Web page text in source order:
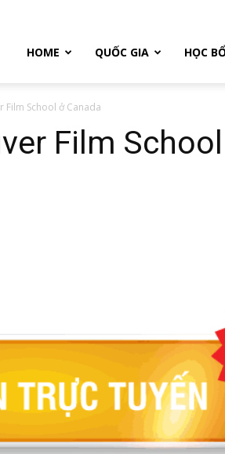
HOME QUỐC GIA HỌC
Film School ở Canada
Film